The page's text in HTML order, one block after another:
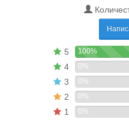
5 100%
4 0%
3 0%
2 0%
1 0%